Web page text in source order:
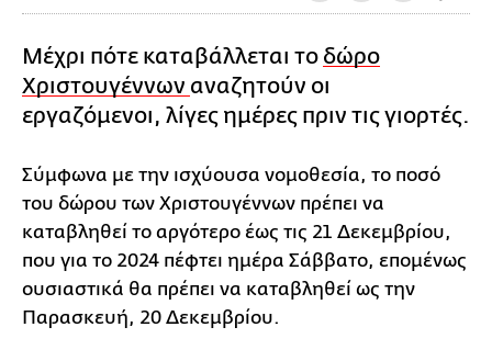
Μέχρι πότε καταβάλλεται το δώρο
Χριστουγέννων αναζητούν οι
εργαζόμενοι, λίγες ημέρες πριν τις γιορτές.
Σύμφωνα με την ισχύουσα νομοθεσία, το ποσό
του δώρου των Χριστουγέννων πρέπει να
καταβληθεί το αργότερο έως τις 21 Δεκεμβρίου,
που για το 2024 πέφτει ημέρα Σάββατο, επομένως
ουσιαστικά θα πρέπει να καταβληθεί ως την
Παρασκευή, 20 Δεκεμβρίου.